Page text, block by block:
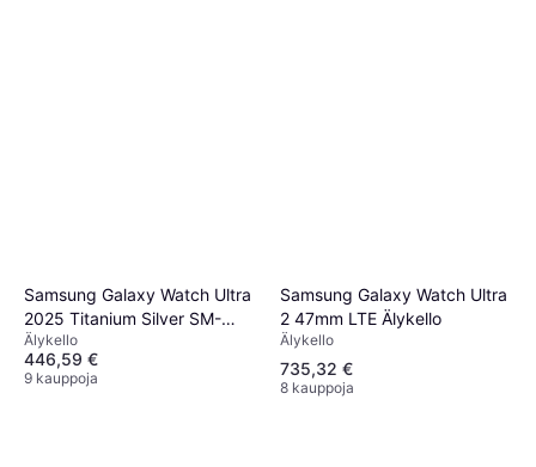
Samsung Galaxy Watch Ultra
2025 Titanium Silver SM-
L705FZS2EUB
Älykello
446,59 €
9 kauppoja
Samsung Galaxy Watch Ultra
2 47mm LTE Älykello
Älykello
735,32 €
8 kauppoja